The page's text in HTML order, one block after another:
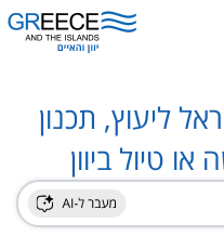
ליעוץ, תכנון
טיול ביוון